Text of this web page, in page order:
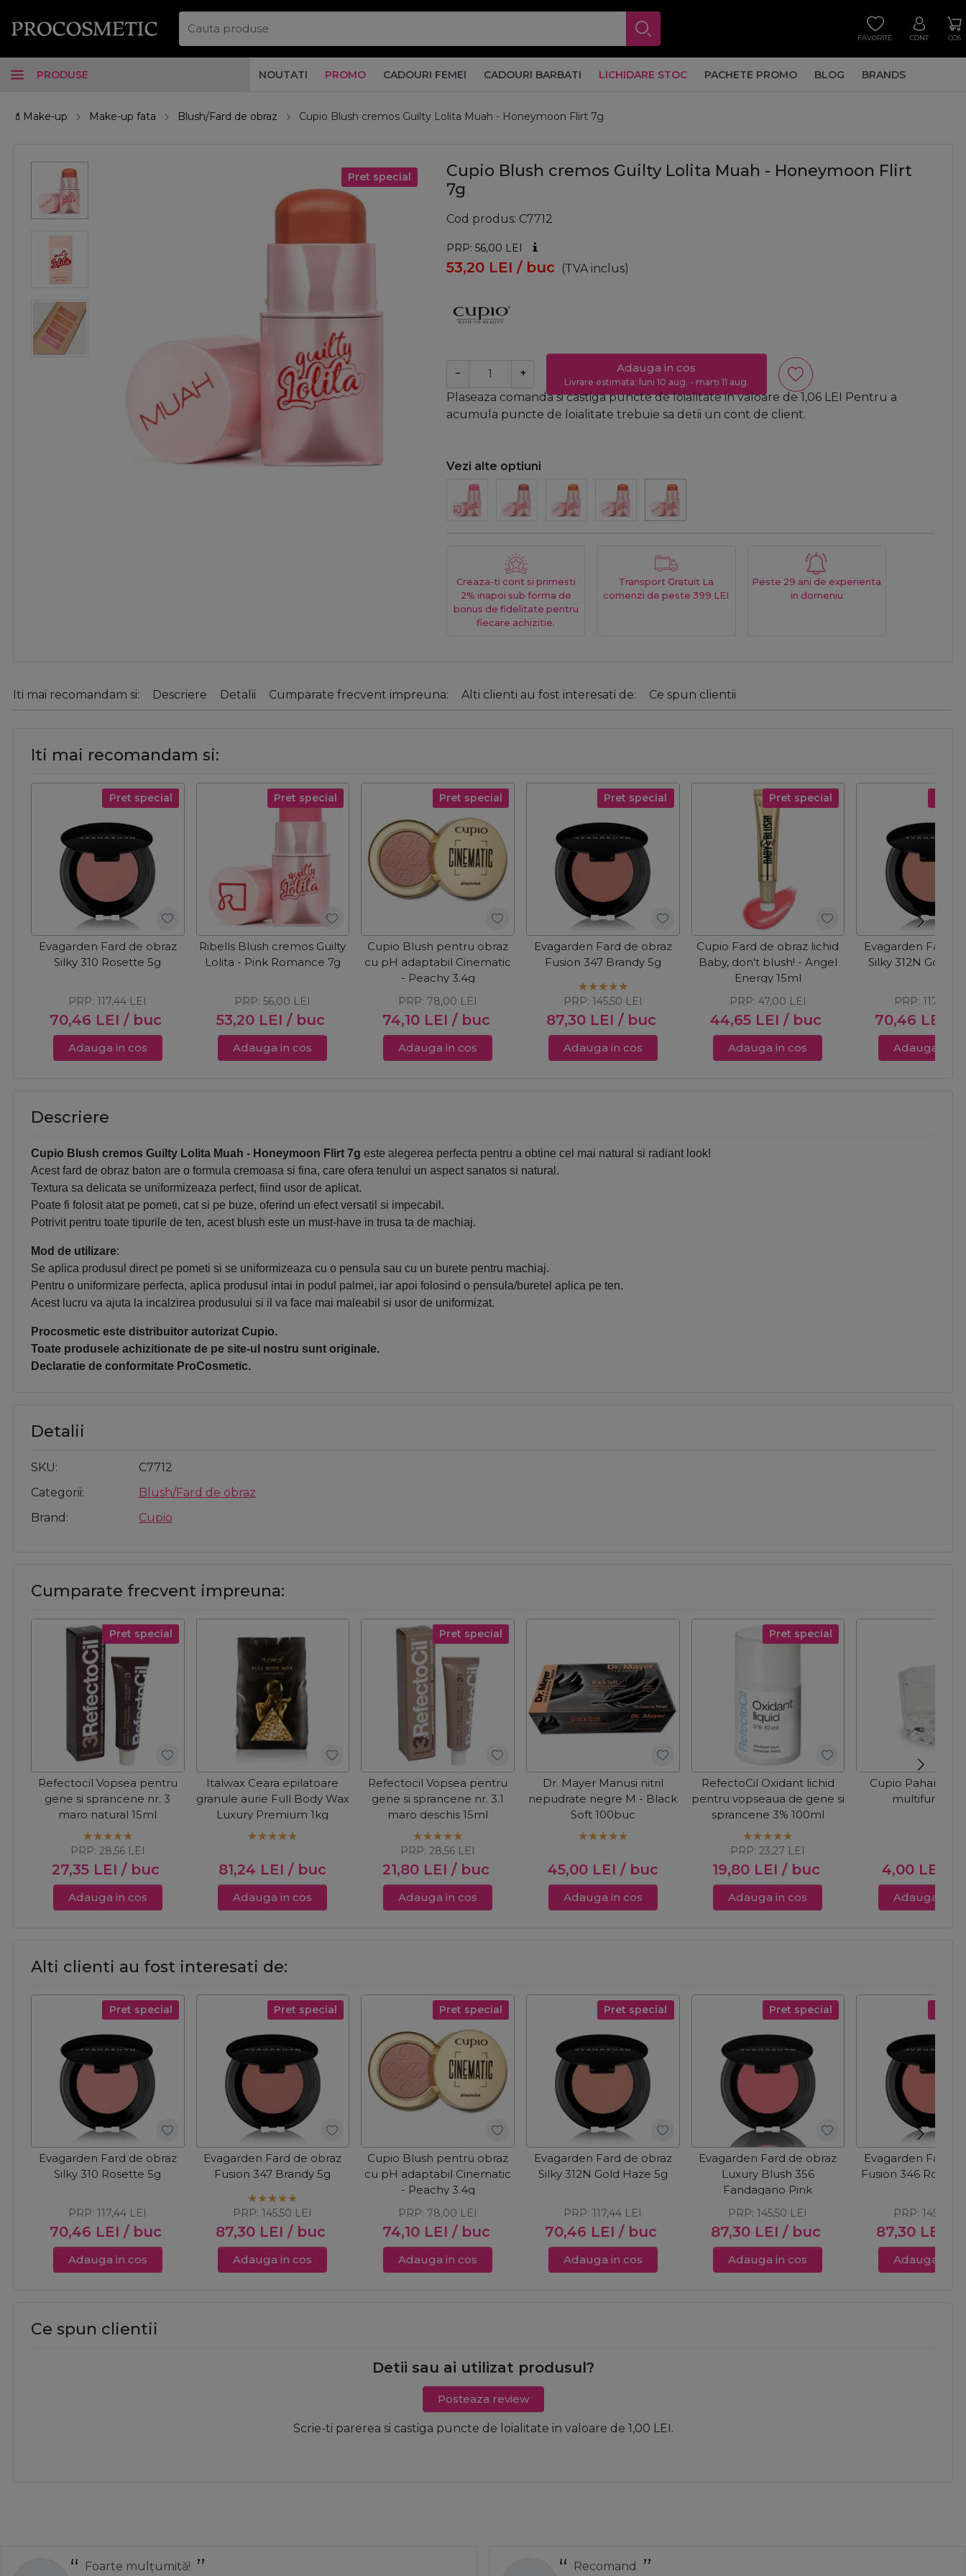
FAVORITE CONT COS
PRODUSE NOUTATI PROMO CADOURI FEMEI CADOURI BARBATI LICHIDARE STOC PACHETE PROMO BLOG BRANDS
💄Make-up Make-up fata Blush/Fard de obraz Cupio Blush cremos Guilty Lolita Muah - Honeymoon Flirt 7g
Pret special
Cupio Blush cremos Guilty Lolita Muah - Honeymoon Flirt
7g
Cod produs C7712
PRP: 56,00 LEI
53,20 LEI / buc (TVA inclus)
− + Adauga in cos
Livrare estimata: luni 10 aug. - marți 11 aug.
Plaseaza comanda si castiga puncte de loialitate in valoare de 1,06 LEI Pentru a
acumula puncte de loialitate trebuie sa detii un cont de client.
Vezi alte optiuni
Creaza-ti cont si primesti
2% inapoi sub forma de
bonus de fidelitate pentru
fiecare achizitie.
Transport Gratuit La
comenzi de peste 399 LEI
Peste 29 ani de experienta
in domeniu
Iti mai recomandam si: Descriere Detalii Cumparate frecvent impreuna: Alti clienti au fost interesati de: Ce spun clientii
Iti mai recomandam si:
Pret special
Evagarden Fard de obraz
Silky 310 Rosette 5g
70,46 LEI / buc
PRP:117,44 LEI
Adauga in cos
Pret special
Ribells Blush cremos Guilty
Lolita - Pink Romance 7g
53,20 LEI / buc
PRP:56,00 LEI
Adauga in cos
Pret special
Cupio Blush pentru obraz
cu pH adaptabil Cinematic
- Peachy 3.4g
74,10 LEI / buc
PRP: 78,00 LEI
Adauga in cos
Pret special
Evagarden Fard de obraz
Fusion 347 Brandy 5g
87,30 LEI / buc
PRP: 145,50 LEI
Adauga in cos
Pret special
Cupio Fard de obraz lichid
Baby, don't blush! - Angel
Energy 15ml
44,65 LEI / buc
PRP: 47,00 LEI
Adauga in cos
Evagarden Fard
Silky 312N Gold
70,46 LEI
PRP: 117,44
Adauga in
Descriere
Cupio Blush cremos Guilty Lolita Muah - Honeymoon Flirt 7g este alegerea perfecta pentru a obtine cel mai natural si radiant look!
Acest fard de obraz baton are o formula cremoasa si fina, care ofera tenului un aspect sanatos si natural.
Textura sa delicata se uniformizeaza perfect, fiind usor de aplicat.
Poate fi folosit atat pe pometi, cat si pe buze, oferind un efect versatil si impecabil.
Potrivit pentru toate tipurile de ten, acest blush este un must-have in trusa ta de machiaj.
Mod de utilizare:
Se aplica produsul direct pe pometi si se uniformizeaza cu o pensula sau cu un burete pentru machiaj.
Pentru o uniformizare perfecta, aplica produsul intai in podul palmei, iar apoi folosind o pensula/buretel aplica pe ten.
Acest lucru va ajuta la incalzirea produsului si il va face mai maleabil si usor de uniformizat.
Procosmetic este distribuitor autorizat Cupio.
Toate produsele achizitionate de pe site-ul nostru sunt originale.
Declaratie de conformitate ProCosmetic.
Detalii
SKU
C7712
Categorii
Blush/Fard de obraz
Brand
Cupio
Cumparate frecvent impreuna:
Pret special
Refectocil Vopsea pentru
gene si sprancene nr. 3
maro natural 15ml
27,35 LEI / buc
PRP: 28,56 LEI
Adauga in cos
Italwax Ceara epilatoare
granule aurie Full Body Wax
Luxury Premium 1kg
81,24 LEI / buc
Adauga in cos
Pret special
Refectocil Vopsea pentru
gene si sprancene nr. 3.1
maro deschis 15ml
21,80 LEI / buc
PRP:28,56 LEI
Adauga in cos
Dr. Mayer Manusi nitril
nepudrate negre M - Black
Soft 100buc
45,00 LEI / buc
Adauga in cos
Pret special
RefectoCil Oxidant lichid
pentru vopseaua de gene si
sprancene 3% 100ml
19,80 LEI / buc
PRP:23,27 LEI
Adauga in cos
Cupio Paharel
4,00 LEI
Adauga in
Alti clienti au fost interesati de:
Pret special
Evagarden Fard de obraz
Silky 310 Rosette 5g
70,46 LEI / buc
PRP:117,44 LEI
Adauga in cos
Pret special
Evagarden Fard de obraz
Fusion 347 Brandy 5g
87,30 LEI / buc
PRP:145,50 LEI
Adauga in cos
Pret special
Cupio Blush pentru obraz
cu pH adaptabil Cinematic
- Peachy 3.4g
74,10 LEI / buc
PRP: 78,00 LEI
Adauga in cos
Pret special
Evagarden Fard de obraz
Silky 312N Gold Haze 5g
70,46 LEI / buc
PRP:117,44 LEI
Adauga in cos
Pret special
Evagarden Fard de obraz
Luxury Blush 356
Fandagano Pink
87,30 LEI / buc
PRP:145,50 LEI
Adauga in cos
Evagarden Fard
Fusion 346 Rose
87,30 LEI
PRP:145,50
Adauga in
Ce spun clientii
Detii sau ai utilizat produsul?
Posteaza review
Scrie-ti parerea si castiga puncte de loialitate in valoare de 1,00 LEI.
Totul a decurs perfect și rapid. Comanda a venit rapid prompți cu lucruri de calitate am luat ceva